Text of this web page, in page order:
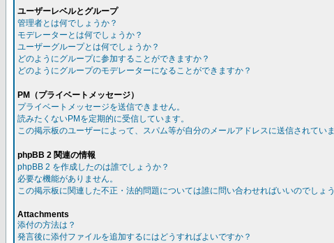
ユーザーレベルとグループ
管理者とは何でしょうか？
モデレーターとは何でしょうか？
ユーザーグループとは何でしょうか？
どのようにグループに参加することができますか？
どのようにグループのモデレーターになることができますか？
PM（プライベートメッセージ）
プライベートメッセージを送信できません。
読みたくないPMを定期的に受信しています。
この掲示板のユーザーによって、スパム等が自分のメールアドレスに送信されていま
phpBB 2 関連の情報
phpBB 2 を作成したのは誰でしょうか？
必要な機能がありません。
この掲示板に関連した不正・法的問題については誰に問い合わせればいいのでしょ
Attachments
添付の方法は？
発言後に添付ファイルを追加するにはどうすればよいですか？